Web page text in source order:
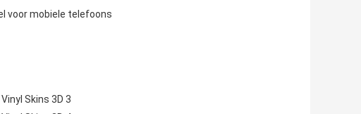
voor mobiele telefoons